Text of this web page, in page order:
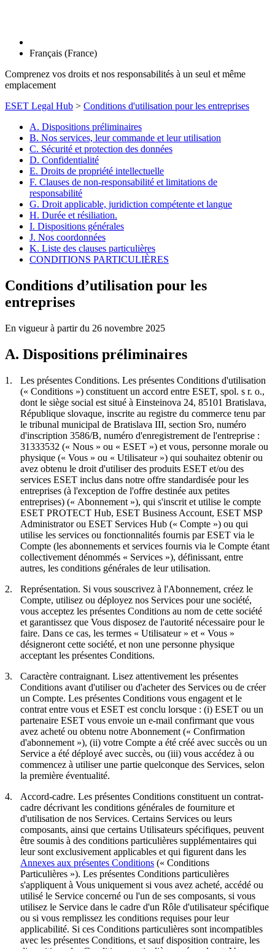
Français (France)
Comprenez vos droits et nos responsabilités à un seul et même
emplacement
ESET Legal Hub > Conditions d'utilisation pour les entreprises
A. Dispositions préliminaires
B. Nos services, leur commande et leur utilisation
C. Sécurité et protection des données
D. Confidentialité
E. Droits de propriété intellectuelle
F. Clauses de non-responsabilité et limitations de
responsabilité
G. Droit applicable, juridiction compétente et langue
H. Durée et résiliation.
I. Dispositions générales
J. Nos coordonnées
K. Liste des clauses particulières
CONDITIONS PARTICULIÈRES
Conditions d’utilisation pour les
entreprises
En vigueur à partir du 26 novembre 2025
A. Dispositions préliminaires
1. Les présentes Conditions. Les présentes Conditions d'utilisation
(« Conditions ») constituent un accord entre ESET, spol. s r. o.,
dont le siège social est situé à Einsteinova 24, 85101 Bratislava,
République slovaque, inscrite au registre du commerce tenu par
le tribunal municipal de Bratislava III, section Sro, numéro
d'inscription 3586/B, numéro d'enregistrement de l'entreprise :
31333532 (« Nous » ou « ESET ») et vous, personne morale ou
physique (« Vous » ou « Utilisateur») qui souhaitez obtenir ou
avez obtenu le droit d'utiliser des produits ESET et/ou des
services ESET inclus dans notre offre standardisée pour les
entreprises (à l'exception de l'offre destinée aux petites
entreprises) (« Abonnement »), qui s'inscrit et utilise le compte
ESET PROTECT Hub, ESET Business Account, ESET MSP
Administrator ou ESET Services Hub (« Compte ») ou qui
utilise les services ou fonctionnalités fournis par ESET via le
Compte (les abonnements et services fournis via le Compte étant
collectivement dénommés « Services »), définissant, entre
autres, les conditions générales de leur utilisation.
2.
Représentation. Si vous souscrivez à l'Abonnement, créez le
Compte, utilisez ou déployez nos Services pour une société,
vous acceptez les présentes Conditions au nom de cette société
et garantissez que Vous disposez de l'autorité nécessaire pour le
faire. Dans ce cas, les termes « Utilisateur » et « Vous »
désigneront cette société, et non une personne physique
acceptant les présentes Conditions.
3.
Caractère contraignant. Lisez attentivement les présentes
Conditions avant d'utiliser ou d'acheter des Services ou de créer
un Compte. Les présentes Conditions vous engagent et le
contrat entre vous et ESET est conclu lorsque : (i) ESET ou un
partenaire ESET vous envoie un e-mail confirmant que vous
avez acheté ou obtenu notre Abonnement (« Confirmation
d'abonnement »), (ii) votre Compte a été créé avec succès ou un
Service a été déployé avec succès, ou (iii) vous accédez à ou
commencez à utiliser une partie quelconque des Services, selon
la première éventualité.
4.
Accord-cadre. Les présentes Conditions constituent un contrat-
cadre décrivant les conditions générales de fourniture et
d'utilisation de nos Services. Certains Services ou leurs
composants, ainsi que certains Utilisateurs spécifiques, peuvent
être soumis à des conditions particulières supplémentaires qui
leur sont exclusivement applicables et qui figurent dans les
Annexes aux présentes Conditions (« Conditions
Particulières »). Les présentes Conditions particulières
s'appliquent à Vous uniquement si vous avez acheté, accédé ou
utilisé le Service concerné ou l'un de ses composants, si vous
utilisez le Service dans le cadre d'un Rôle d'utilisateur spécifique
ou si vous remplissez les conditions requises pour leur
applicabilité. Si ces Conditions particulières sont incompatibles
avec les présentes Conditions, et sauf disposition contraire, les